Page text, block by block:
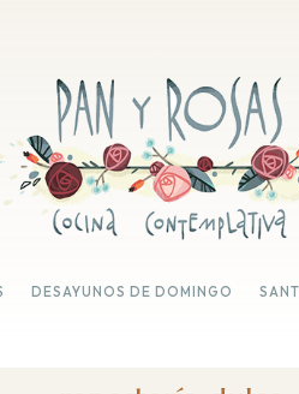
DESAYUNOS DE DOMINGO